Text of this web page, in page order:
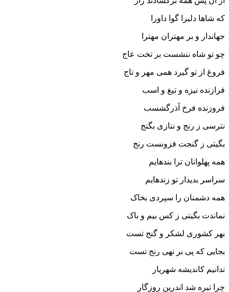
که شاها دلیرا گوا داورا
جهاندار و بر مهتران مهترا
چو تو شاه ننشست بر تخت عاج
فروغ از تو گیرد همى مهر و تاج‏
فرازنده نیزه و تیغ و اسب
فروزنده فرخ آذرگشسب‏
نترسى ز رنج و ننازى بگنج
بگیتى ز گنجت فزونست رنج‏
همه پهلوانان ترا بنده‏ایم
سراسر بدیدار تو زنده‏ایم‏
همه دشمنان را سپردى بخاک
نماندت بگیتى ز کس بیم و باک‏
بهر کشورى لشکر و گنج تست
بجایى که پى بر نهى رنج تست‏
ندانیم کاندیشه شهریار
چرا تیره شد اندرین روزگار